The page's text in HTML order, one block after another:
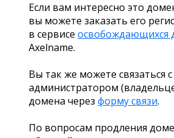
Если вам интересно это
вы можете заказать его
в сервисе освобождающихся
Axelname.
Вы так же можете связаться
администратором
домена через форму связи.
По вопросам продления